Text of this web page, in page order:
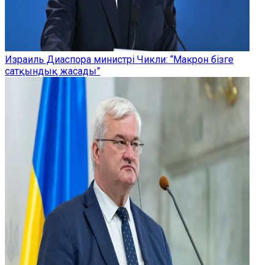
Израиль Диаспора министрі Чикли: “Макрон бізге
сатқындық жасады”